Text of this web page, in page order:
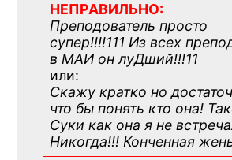
НЕПРАВИЛЬНО:
Преподователь просто
супер!!!!111 Из всех
в МАИ он луДший!!!11
или:
Скажу кратко но
что бы понять кто она!
Суки как она я не
Никогда!!! Конченная